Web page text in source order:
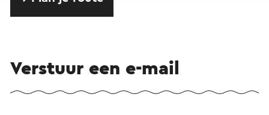
Verstuur een e-mail